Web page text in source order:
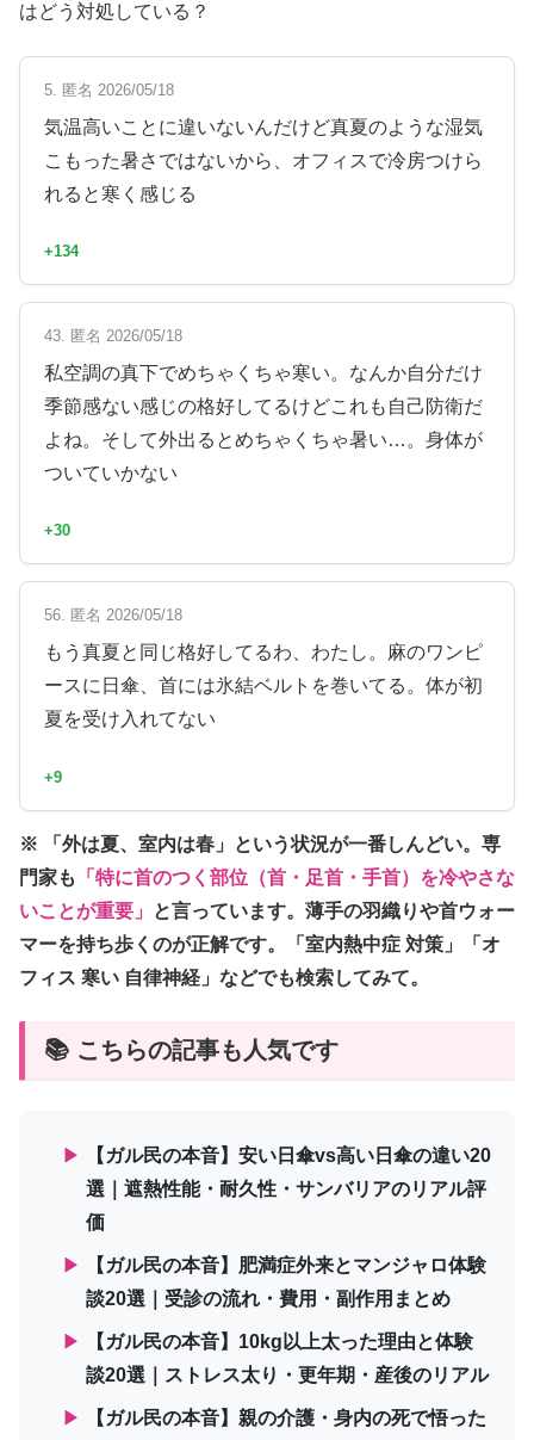
はどう対処している？
5. 匿名 2026/05/18
気温高いことに違いないんだけど真夏のような湿気
こもった暑さではないから、オフィスで冷房つけら
れると寒く感じる
+134
43. 匿名 2026/05/18
私空調の真下でめちゃくちゃ寒い。なんか自分だけ
季節感ない感じの格好してるけどこれも自己防衛だ
よね。そして外出るとめちゃくちゃ暑い…。身体が
ついていかない
+30
56. 匿名 2026/05/18
もう真夏と同じ格好してるわ、わたし。麻のワンピ
ースに日傘、首には氷結ベルトを巻いてる。体が初
夏を受け入れてない
+9
※ 「外は夏、室内は春」という状況が一番しんどい。専
門家も
「特に首のつく部位（首・足首・手首）を冷やさな
いことが重要」
と言っています。薄手の羽織りや首ウォー
マーを持ち歩くのが正解です。「室内熱中症 対策」「オ
フィス 寒い 自律神経」などでも検索してみて。
📚 こちらの記事も人気です
▶
【ガル民の本音】安い日傘vs高い日傘の違い20
選｜遮熱性能・耐久性・サンバリアのリアル評
価
▶
【ガル民の本音】肥満症外来とマンジャロ体験
談20選｜受診の流れ・費用・副作用まとめ
▶
【ガル民の本音】10kg以上太った理由と体験
談20選｜ストレス太り・更年期・産後のリアル
▶
【ガル民の本音】親の介護・身内の死で悟った